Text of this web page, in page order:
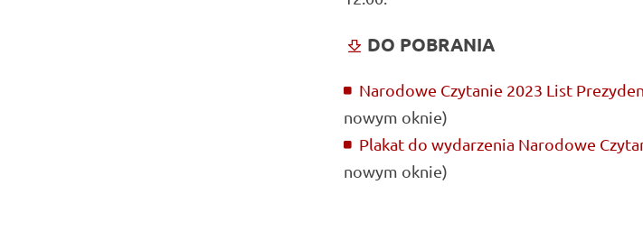
DO POBRANIA
Narodowe Czytanie 2023 List
nowym oknie)
Plakat do wydarzenia Narodowe
nowym oknie)